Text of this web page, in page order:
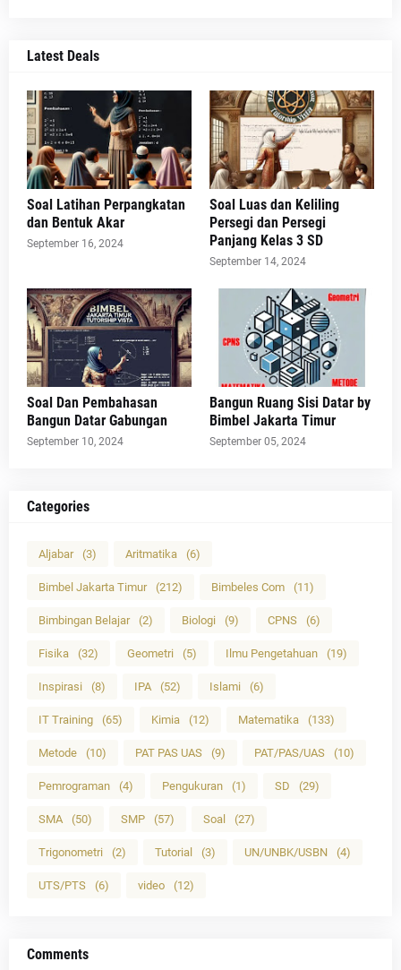
Latest Deals
Soal Latihan Perpangkatan
dan Bentuk Akar
September 16, 2024
Soal Luas dan Keliling
Persegi dan Persegi
Panjang Kelas 3 SD
September 14, 2024
Soal Dan Pembahasan
Bangun Datar Gabungan
September 10, 2024
Bangun Ruang Sisi Datar by
Bimbel Jakarta Timur
September 05, 2024
Categories
Aljabar (3) Aritmatika (6)
Bimbel Jakarta Timur (212) Bimbeles Com (11)
Bimbingan Belajar (2) Biologi (9) CPNS (6)
Fisika (32) Geometri (5) Ilmu Pengetahuan (19)
Inspirasi (8) IPA (52) Islami (6)
IT Training (65) Kimia (12) Matematika (133)
Metode (10) PAT PAS UAS (9) PAT/PAS/UAS (10)
Pemrograman (4) Pengukuran (1) SD (29)
SMA (50) SMP (57) Soal (27)
Trigonometri (2) Tutorial (3) UN/UNBK/USBN (4)
UTS/PTS (6) video (12)
Comments